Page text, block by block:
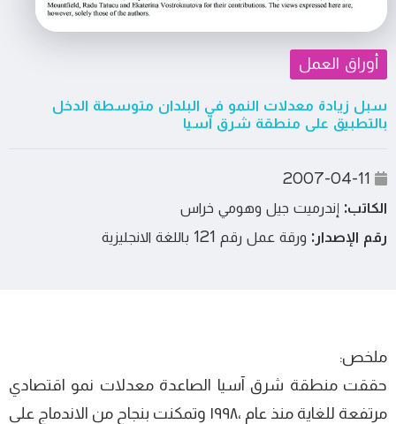
أوراق العمل
سبل زيادة معدلات النمو في البلدان متوسطة الدخل
بالتطبيق على منطقة شرق آسيا
الكاتب: إندرميت جيل وهومي خراس
رقم الإصدار: ورقة عمل رقم 121 باللغة الانجليزية
ملخص:
حققت منطقة شرق آسيا الصاعدة معدلات نمو اقتصادي
مرتفعة للغاية منذ عام ،١٩٩٨ وتمكنت بنجاح من الاندماج على